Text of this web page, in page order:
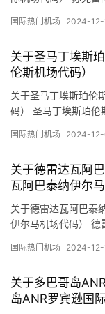
市的主要机场。苏克
基本信息 地理位置…
国际热门机场 2024-12-
关于圣马丁埃斯
伦斯机场代码）
关于圣马丁埃斯珀伦
码） 圣马丁埃斯珀
关于该机场的一些详
岛屿，埃斯珀伦斯机
国际热门机场 2024-
关于德雷达瓦阿
瓦阿巴泰纳伊尔马
关于德雷达瓦阿巴泰
伊尔马机场代码） 德
码：HADR）是位于
机…
国际热门机场 2024-12-
关于多巴哥岛
岛ANR罗宾逊国